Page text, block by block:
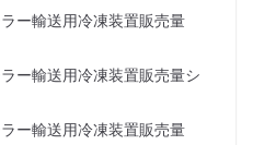
ー輸送用冷凍装置販売量
ー輸送用冷凍装置販売量シ
ー輸送用冷凍装置販売量